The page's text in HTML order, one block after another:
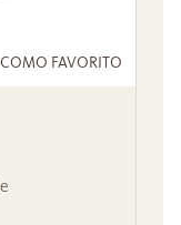
FAVORITO